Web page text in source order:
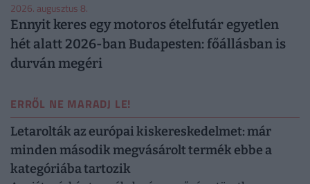
2026. augusztus 8.
Ennyit keres egy motoros ételfutár egyetlen
hét alatt 2026-ban Budapesten: főállásban is
durván megéri
ERRŐL NE MARADJ LE!
Letarolták az európai kiskereskedelmet: már
minden második megvásárolt termék ebbe a
kategóriába tartozik